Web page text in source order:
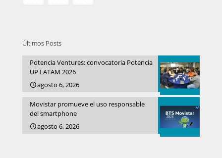
Últimos Posts
Potencia Ventures: convocatoria Potencia
UP LATAM 2026
agosto 6, 2026
Movistar promueve el uso responsable
del smartphone
agosto 6, 2026